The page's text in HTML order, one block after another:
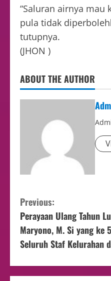
“Saluran airnya mau
pula tidak
tutupnya.
(JHON )
ABOUT THE AUTHOR
Previous:
Perayaan Ulang Tahun
Maryono, M. Si yang ke
Seluruh Staf Kelurahan